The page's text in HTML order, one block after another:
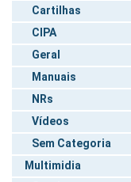
Cartilhas
CIPA
Geral
Manuais
NRs
Vídeos
Sem Categoria
Multimidia